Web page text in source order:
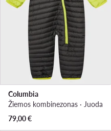
Columbia
Žiemos kombinezonas · Juoda
79,00€